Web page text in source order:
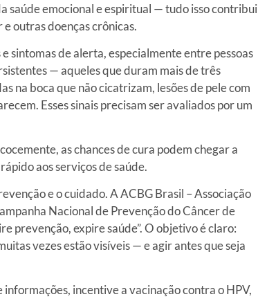
emocional e espiritual — tudo isso contribui
outras doenças crônicas.
sintomas de alerta, especialmente entre pessoas
— aqueles que duram mais de três
na boca que não cicatrizam, lesões de pele com
Esses sinais precisam ser avaliados por um
as chances de cura podem chegar a
aos serviços de saúde.
e o cuidado. A ACBG Brasil – Associação
Nacional de Prevenção do Câncer de
prevenção, expire saúde”. O objetivo é claro:
vezes estão visíveis — e agir antes que seja
incentive a vacinação contra o HPV,